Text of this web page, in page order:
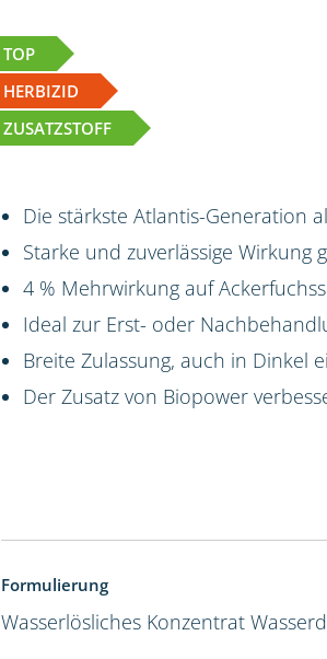
TOP
HERBIZID
ZUSATZSTOFF
Die stärkste Atlantis-Generation
Starke und zuverlässige Wirkung
4 % Mehrwirkung auf
Ideal zur Erst- oder
Breite Zulassung, auch in Dinkel
Der Zusatz von Biopower
Formulierung
Wasserlösliches Konzentrat